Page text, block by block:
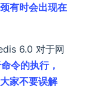
有时会出现在
6.0 对于网
令的执行，
家不要误解